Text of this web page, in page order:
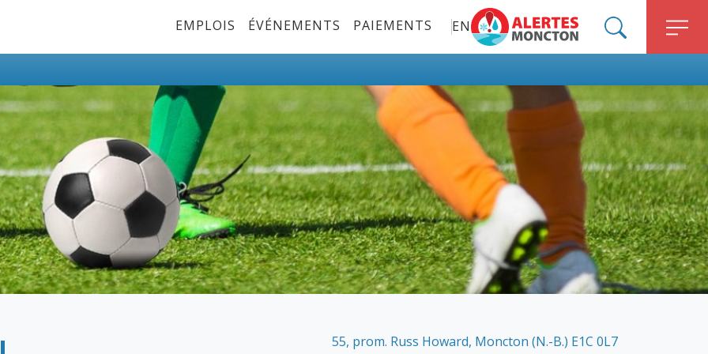
Top Menu
EMPLOIS ÉVÉNEMENTS PAIEMENTS
EN
ALERT MONCTON
SEARCH
55, prom. Russ Howard, Moncton (N.-B.) E1C 0L7